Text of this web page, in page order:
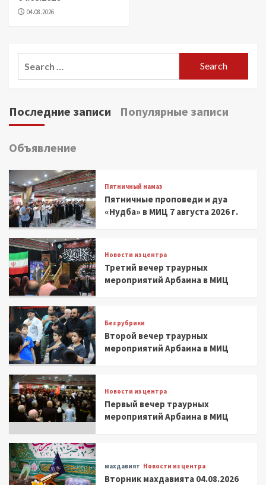
04.08.2026
Последние записи Популярные записи
Объявление
Пятничный намаз
Пятничные проповеди и дуа
«Нудба» в МИЦ 7 августа 2026 г.
Новости из центра
Третий вечер траурных
мероприятий Арбаина в МИЦ
Без рубрики
Второй вечер траурных
мероприятий Арбаина в МИЦ
Новости из центра
Первый вечер траурных
мероприятий Арбаина в МИЦ
махдавият Новости из центра
Вторник махдавията 04.08.2026